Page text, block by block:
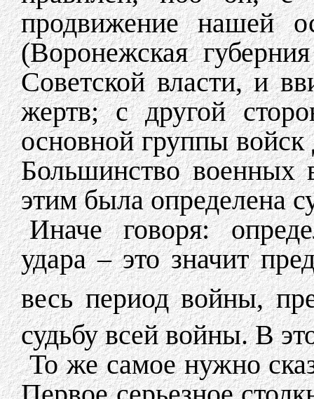
продвижение нашей
(Воронежская
Советской власти, и
жертв; с другой
основной группы
Большинство военных
этим была определена
Иначе говоря:
удара – это значит
весь период войны,
судьбу всей войны. В
То же самое нужно